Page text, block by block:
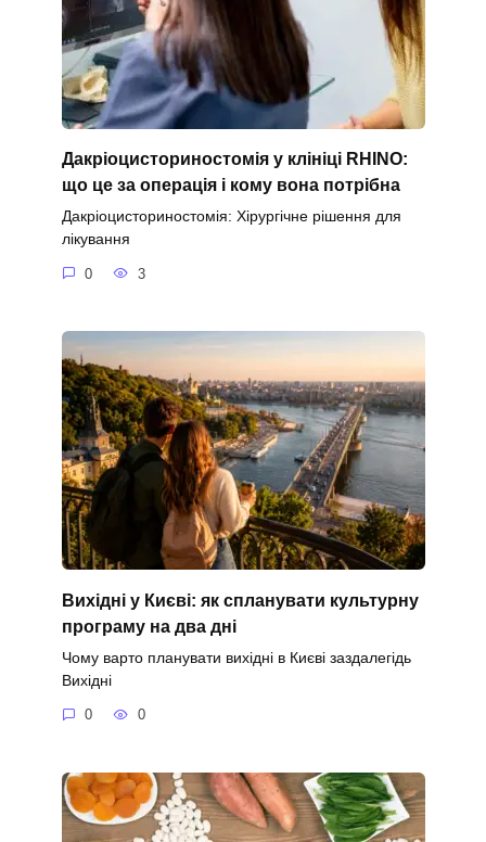
Дакріоцисториностомія у клініці RHINO:
що це за операція і кому вона потрібна
Дакріоцисториностомія: Хірургічне рішення для
лікування
0 3
Вихідні у Києві: як спланувати культурну
програму на два дні
Чому варто планувати вихідні в Києві заздалегідь
Вихідні
0 0